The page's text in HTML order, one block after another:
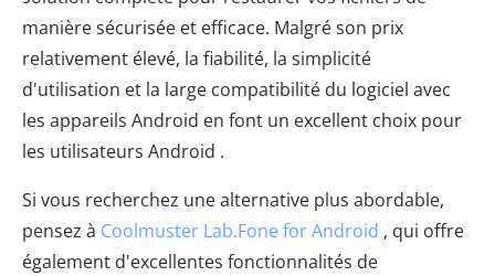
manière sécurisée et efficace. Malgré son prix
relativement élevé, la fiabilité, la simplicité
d'utilisation et la large compatibilité du logiciel avec
les appareils Android en font un excellent choix pour
les utilisateurs Android .
Si vous recherchez une alternative plus abordable,
pensez à Coolmuster Lab.Fone for Android , qui offre
également d'excellentes fonctionnalités de